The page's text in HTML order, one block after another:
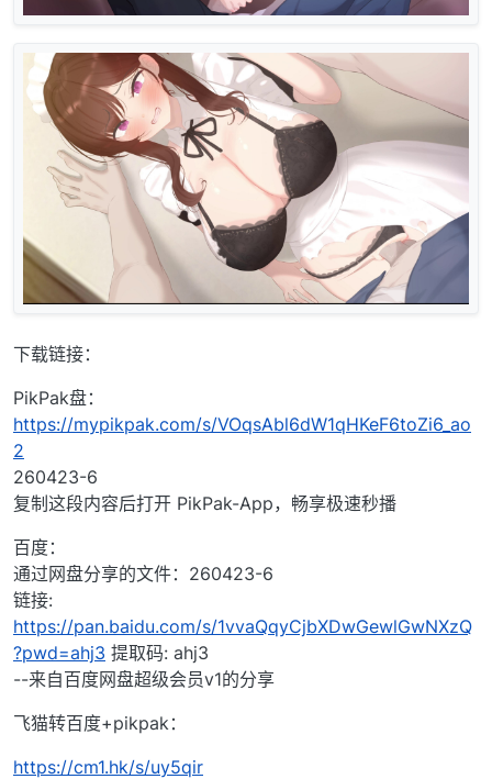
下载链接：
PikPak盘：
https://mypikpak.com/s/VOqsAbl6dW1qHKeF6toZi6_ao
2
260423-6
复制这段内容后打开 PikPak-App，畅享极速秒播
百度：
通过网盘分享的文件：260423-6
链接:
https://pan.baidu.com/s/1vvaQqyCjbXDwGewlGwNXzQ
?pwd=ahj3 提取码: ahj3
--来自百度网盘超级会员v1的分享
飞猫转百度+pikpak：
https://cm1.hk/s/uy5qir